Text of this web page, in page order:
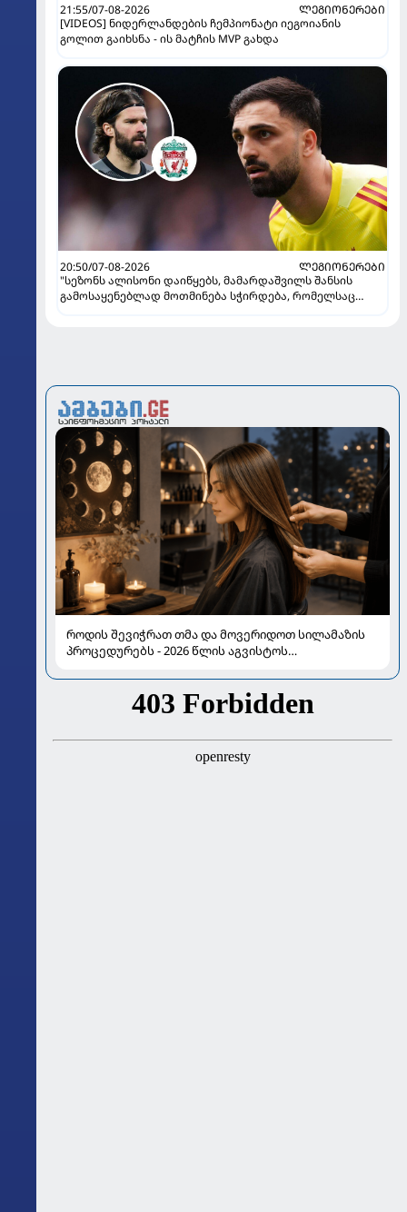
21:55/07-08-2026
ᲚᲔᲒᲘᲝᲜᲔᲠᲔᲑᲘ
[VIDEOS] ნიდერლანდების ჩემპიონატი იეგოიანის
გოლით გაიხსნა - ის მატჩის MVP გახდა
20:50/07-08-2026
ᲚᲔᲒᲘᲝᲜᲔᲠᲔᲑᲘ
"სეზონს ალისონი დაიწყებს, მამარდაშვილს შანსის
გამოსაყენებლად მოთმინება სჭირდება, რომელსაც
როდის შევიჭრათ თმა და მოვერიდოთ სილამაზის
პროცედურებს - 2026 წლის აგვისტოს